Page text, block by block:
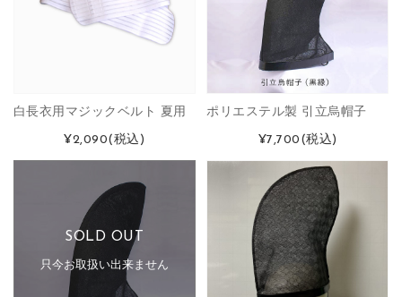
白長衣用マジックベルト 夏用
¥2,090(税込)
ポリエステル製 引立烏帽子
¥7,700 (税込)
SOLD OUT
只今お取扱い出来ません